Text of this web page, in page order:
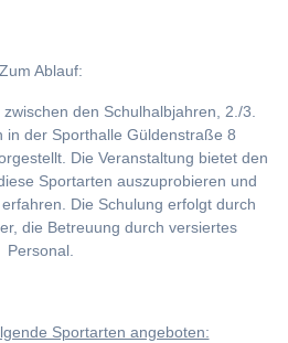
Zum Ablauf:
den Schulhalbjahren, 2./3.
in der Sporthalle Güldenstraße 8
Die Veranstaltung bietet den
Sportarten auszuprobieren und
Die Schulung erfolgt durch
die Betreuung durch versiertes
Personal.
Sportarten angeboten: